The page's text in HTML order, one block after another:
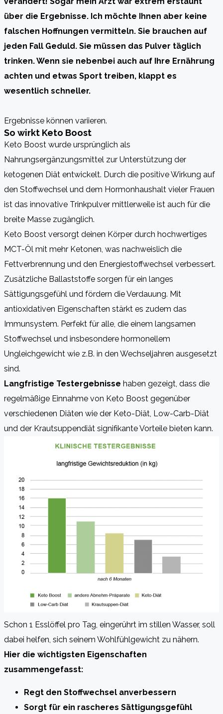
über die Ergebnisse. Ich möchte Ihnen aber keine
falschen Hoffnungen vermitteln. Sie brauchen auf
jeden Fall Geduld. Sie müssen das Pulver täglich
trinken. Wenn sie nebenbei auch auf Ihre Ernährung
achten und etwas Sport treiben, klappt es
wesentlich schneller.
Ergebnisse können variieren.
So wirkt Keto Boost
Keto Boost wurde ursprünglich als
Nahrungsergänzungsmittel zur Unterstützung der
ketogenen Diät entwickelt. Durch die positive Wirkung auf
den Stoffwechsel und dem Hormonhaushalt vieler Frauen
ist das innovative Trinkpulver mittlerweile ist auch für die
breite Masse zugänglich.
Keto Boost versorgt deinen Körper durch hochwertiges
MCT-Öl mit mehr Ketonen, was nachweislich die
Fettverbrennung und den Energiestoffwechsel verbessert.
Zusätzliche Ballaststoffe sorgen für ein langes
Sättigungsgefühl und fördern die Verdauung. Mit
antioxidativen Eigenschaften stärkt es zudem das
Immunsystem. Perfekt für alle, die einem langsamen
Stoffwechsel und insbesondere hormonellem
Ungleichgewicht wie z.B. in den Wechseljahren ausgesetzt
sind.
Langfristige Testergebnisse haben gezeigt, dass die
regelmäßige Einnahme von Keto Boost gegenüber
verschiedenen Diäten wie der Keto-Diät, Low-Carb-Diät
und der Krautsuppendiät signifikante Vorteile bieten kann.
Schon 1 Esslöffel pro Tag, eingerührt im stillen Wasser, soll
dabei helfen, sich seinem Wohlfühlgewicht zu nähern.
Hier die wichtigsten Eigenschaften
zusammengefasst:
Regt den Stoffwechsel anverbessern
Sorgt für ein rascheres Sättigungsgefühl